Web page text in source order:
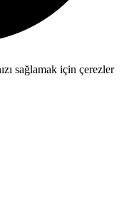
sağlamak için çerezler